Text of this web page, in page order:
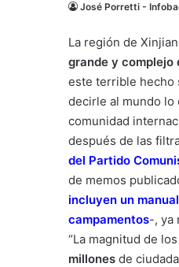
José Porretti -
La región de
grande y complejo
este terrible hecho
decirle al mundo
comunidad
después de las
del Partido
de memos
incluyen un
campamentos-, ya
“La magnitud de
millones de